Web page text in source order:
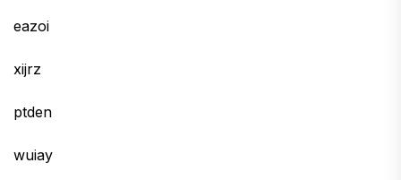
eazoi
xijrz
ptden
wuiay